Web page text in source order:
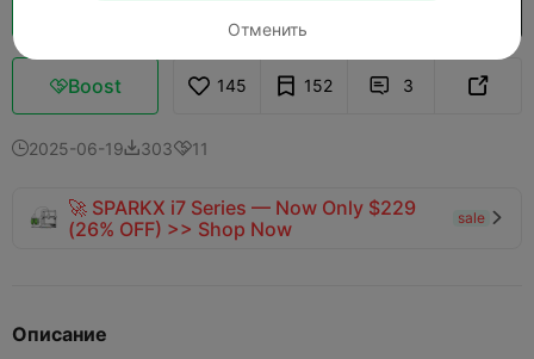
Boost 145 152  3 
2025-06-1930311
🚀 SPARKX i7 Series — Now Only $229
(26% OFF) >> Shop Now
sale 
Описание
Отменить